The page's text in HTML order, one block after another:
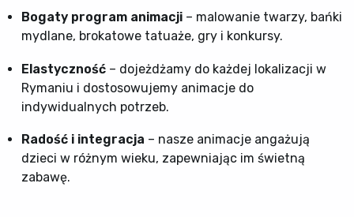
Bogaty program animacji – malowanie twarzy, bańki
mydlane, brokatowe tatuaże, gry i konkursy.
Elastyczność – dojeżdżamy do każdej lokalizacji w
Rymaniu i dostosowujemy animacje do
indywidualnych potrzeb.
Radość i integracja – nasze animacje angażują
dzieci w różnym wieku, zapewniając im świetną
zabawę.